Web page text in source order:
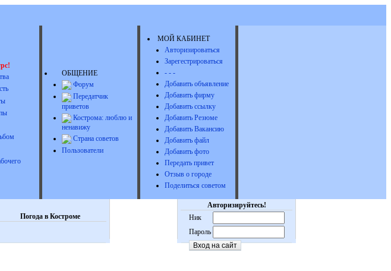
ОБЩЕНИЕ
Форум
Передатчик
приветов
Кострома: люблю и
ненавижу
Страна советов
Пользователи
МОЙ КАБИНЕТ
Авторизироваться
Зарегестрироваться
- - -
Добавить объявление
Добавить фирму
Добавить ссылку
Добавить Резюме
Добавить Вакансию
Добавить файл
Добавить фото
Передать привет
Отзыв о городе
Поделиться советом
Погода в Костроме
Авторизируйтесь!
Ник
Пароль